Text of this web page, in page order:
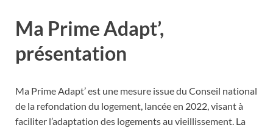
Ma Prime Adapt’,
présentation
Ma Prime Adapt’ est une mesure issue du Conseil national
de la refondation du logement, lancée en 2022, visant à
faciliter l’adaptation des logements au vieillissement. La